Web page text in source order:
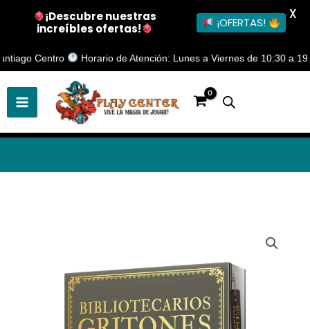
Centro Horario de Atención: Lunes a Viernes de 10:30 a 19:00
al
contenido
¡Descubre nuestras
increíbles ofertas!
¡OFERTAS!
X